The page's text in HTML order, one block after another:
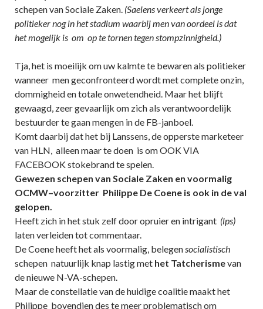
schepen van Sociale Zaken. (Saelens verkeert als jonge
politieker nog in het stadium waarbij men van oordeel is dat
het mogelijk is om op te tornen tegen stompzinnigheid.)
Tja, het is moeilijk om uw kalmte te bewaren als politieker
wanneer men geconfronteerd wordt met complete onzin,
dommigheid en totale onwetendheid. Maar het blijft
gewaagd, zeer gevaarlijk om zich als verantwoordelijk
bestuurder te gaan mengen in de FB-janboel.
Komt daarbij dat het bij Lanssens, de opperste marketeer
van HLN, alleen maar te doen is om OOK VIA
FACEBOOK stokebrand te spelen.
Gewezen schepen van Sociale Zaken en voormalig
OCMW–voorzitter Philippe De Coene is ook in de val
gelopen.
Heeft zich in het stuk zelf door opruier en intrigant (lps)
laten verleiden tot commentaar.
De Coene heeft het als voormalig, belegensocialistisch
schepen natuurlijk knap lastig met het Tatcherismevan
de nieuwe N-VA-schepen.
Maar de constellatie van de huidige coalitie maakt het
Philippe bovendien des te meer problematisch om